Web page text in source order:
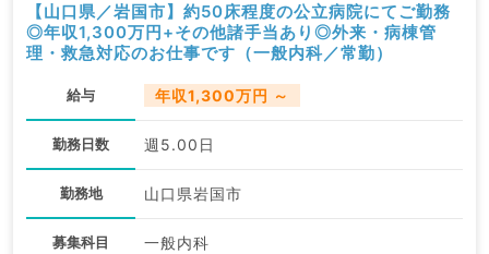
【山口県／岩国市】約50床程度の公立病院にてご勤務
◎年収1,300万円+その他諸手当あり◎外来・病棟管
理・救急対応のお仕事です（一般内科／常勤）
給与 年収1,300万円 ～
勤務日数 週5.00日
勤務地 山口県岩国市
募集科目 一般内科